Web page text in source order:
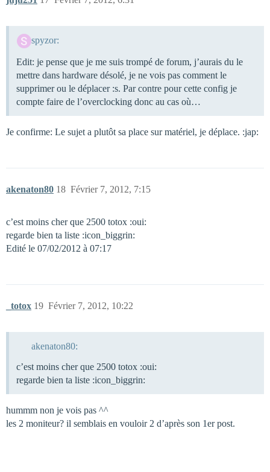
spyzor:
Edit: je pense que je me suis trompé de forum, j’aurais du le
mettre dans hardware désolé, je ne vois pas comment le
supprimer ou le déplacer :s. Par contre pour cette config je
compte faire de l’overclocking donc au cas où…
Je confirme: Le sujet a plutôt sa place sur matériel, je déplace. :jap:
akenaton80 Février 7, 2012, 7:15
18
c’est moins cher que 2500 totox :oui:
regarde bien ta liste :icon_biggrin:
Edité le 07/02/2012 à 07:17
_totox Février 7, 2012, 10:22
19
akenaton80:
c’est moins cher que 2500 totox :oui:
regarde bien ta liste :icon_biggrin:
hummm non je vois pas ^^
les 2 moniteur? il semblais en vouloir 2 d’après son 1er post.